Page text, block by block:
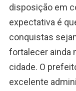
disposição em
expectativa é
conquistas
fortalecer ainda
cidade. O
excelente